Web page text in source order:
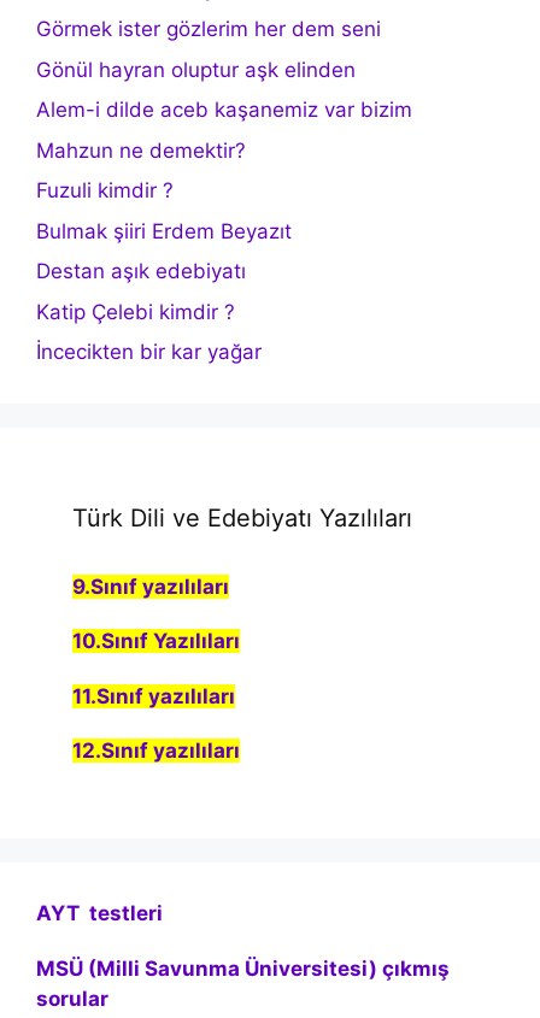
Görmek ister gözlerim her dem seni
Gönül hayran oluptur aşk elinden
Alem-i dilde aceb kaşanemiz var bizim
Mahzun ne demektir?
Fuzuli kimdir ?
Bulmak şiiri Erdem Beyazıt
Destan aşık edebiyatı
Katip Çelebi kimdir ?
İncecikten bir kar yağar
Türk Dili ve Edebiyatı Yazılıları
9.Sınıf yazılıları
10.Sınıf Yazılıları
11.Sınıf yazılıları
12.Sınıf yazılıları
AYT testleri
MSÜ (Milli Savunma Üniversitesi) çıkmış
sorular